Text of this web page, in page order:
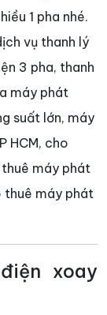
1 pha nhé.
vụ thanh lý
3 pha, thanh
máy phát
suất lớn, máy
HCM, cho
máy phát
thuê máy phát
xoay